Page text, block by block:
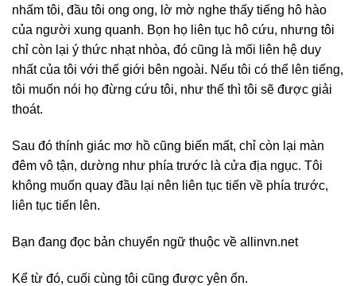
nhấm tôi, đầu tôi ong ong, lờ mờ nghe thấy tiếng hô hào
của người xung quanh. Bọn họ liên tục hô cứu, nhưng tôi
chỉ còn lại ý thức nhạt nhòa, đó cũng là mối liên hệ duy
nhất của tôi với thế giới bên ngoài. Nếu tôi có thể lên tiếng,
tôi muốn nói họ đừng cứu tôi, như thế thì tôi sẽ được giải
thoát.
Sau đó thính giác mơ hồ cũng biến mất, chỉ còn lại màn
đêm vô tận, dường như phía trước là cửa địa ngục. Tôi
không muốn quay đầu lại nên liên tục tiến về phía trước,
liên tục tiến lên.
Bạn đang đọc bản chuyển ngữ thuộc về allinvn.net
Kể từ đó, cuối cùng tôi cũng được yên ổn.